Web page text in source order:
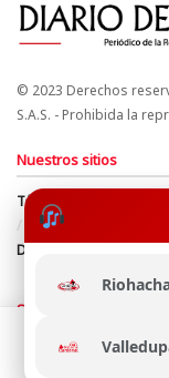
© 2023 Derechos
S.A.S. - Prohibida la
Nuestros sitios
Términos y Condiciones
Política de uso de
Directrices Editoriales
Síguenos
Esta página web
navegación, al